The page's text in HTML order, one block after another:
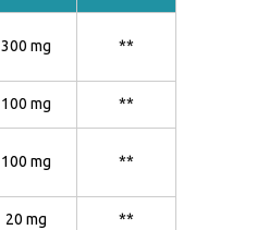
300 mg **
100 mg **
100 mg **
20 mg **